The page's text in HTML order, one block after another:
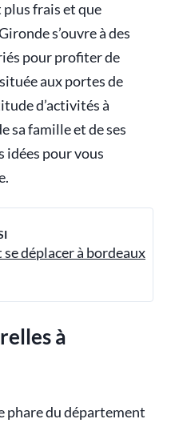
frais et que
s’ouvre à des
pour profiter de
aux portes de
d’activités à
sa famille et de ses
idées pour vous
déplacer à bordeaux
à
phare du département